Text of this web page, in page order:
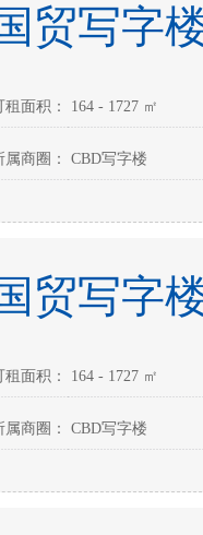
贸写字
租面积： 164 - 1727 ㎡
属商圈： CBD写字楼
贸写字
租面积： 164 - 1727 ㎡
属商圈： CBD写字楼